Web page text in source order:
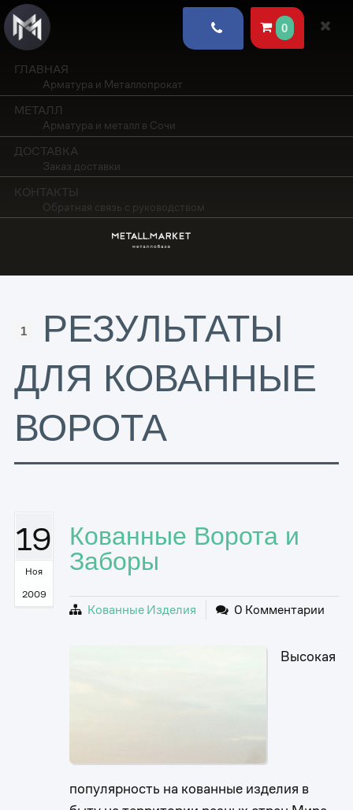
0
ГЛАВНАЯ
Арматура и Металлопрокат
МЕТАЛЛ
Арматура и металл в Сочи
ДОСТАВКА
Заказ доставки
КОНТАКТЫ
Обратная связь с руководством
1
РЕЗУЛЬТАТЫ
ДЛЯ КОВАННЫЕ
ВОРОТА
19
Ноя
2009
Кованные Ворота и
Заборы
Кованные Изделия 0 Комментарии
Высокая
популярность на кованные изделия в